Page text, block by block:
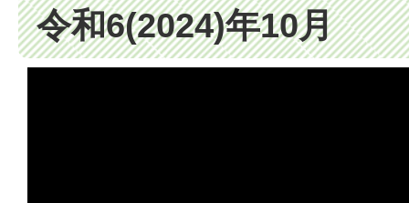
令和6(2024)年10月